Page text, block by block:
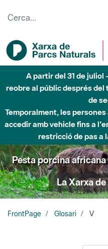
A partir del 31 de juliol
reobre al públic després
de
Temporalment, les
accedir amb vehicle fins a
restricció de pas a
Pesta porcina africana
La Xarxa
FrontPage Glosari V